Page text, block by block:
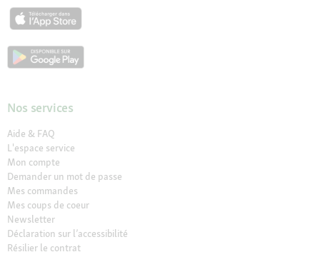
Nos services
Aide & FAQ
L'espace service
Mon compte
Demander un mot de passe
Mes commandes
Mes coups de coeur
Newsletter
Déclaration sur l’accessibilité
Résilier le contrat